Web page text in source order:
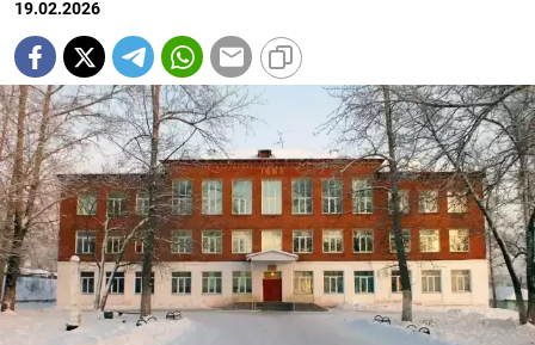
ПОДПИСАТЬСЯ
19.02.2026